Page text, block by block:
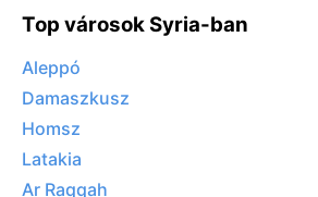
Top városok Syria-ban
Aleppó
Damaszkusz
Homsz
Latakia
Ar Raqqah